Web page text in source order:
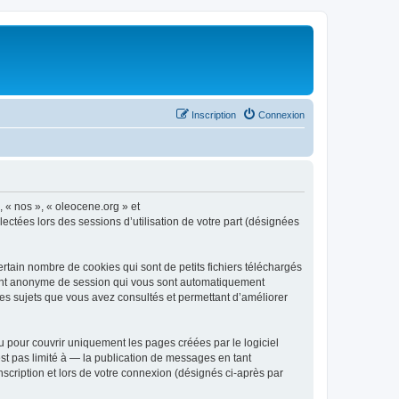
Connexion
Inscription
nos », « oleocene.org » et
lors des sessions d’utilisation de votre part (désignées
nombre de cookies qui sont de petits fichiers téléchargés
anonyme de session qui vous sont automatiquement
sujets que vous avez consultés et permettant d’améliorer
couvrir uniquement les pages créées par le logiciel
pas limité à — la publication de messages en tant
et lors de votre connexion (désignés ci-après par